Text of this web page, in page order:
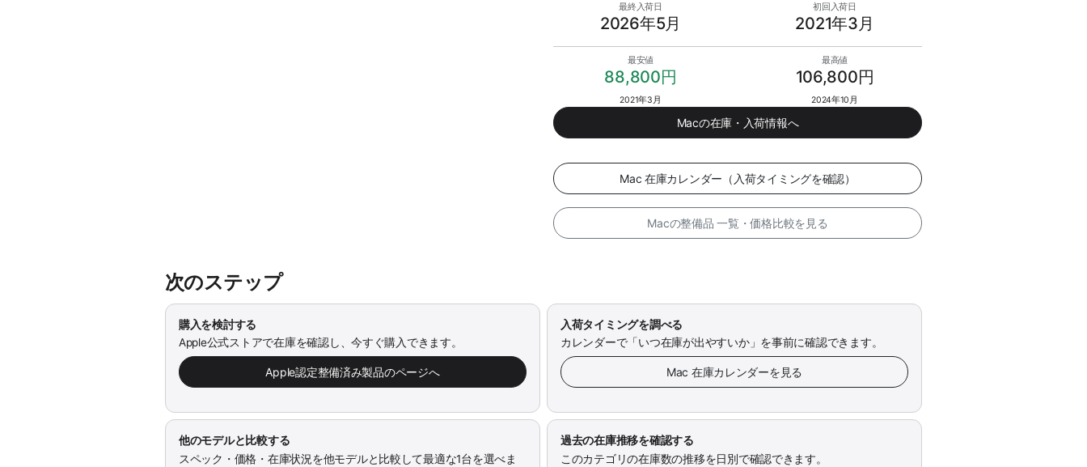
最終入荷日
2026年5月
初回入荷日
2021年3月
最安値
88,800円
2021年3月
最高値
106,800円
2024年10月
Macの在庫・入荷情報へ
Mac 在庫カレンダー（入荷タイミングを確認）
Macの整備品 一覧・価格比較を見る
次のステップ
購入を検討する
Apple公式ストアで在庫を確認し、今すぐ購入できます。
Apple認定整備済み製品のページへ
入荷タイミングを調べる
カレンダーで「いつ在庫が出やすいか」を事前に確認できます。
Mac 在庫カレンダーを見る
他のモデルと比較する
スペック・価格・在庫状況を他モデルと比較して最適な1台を選べま
過去の在庫推移を確認する
このカテゴリの在庫数の推移を日別で確認できます。